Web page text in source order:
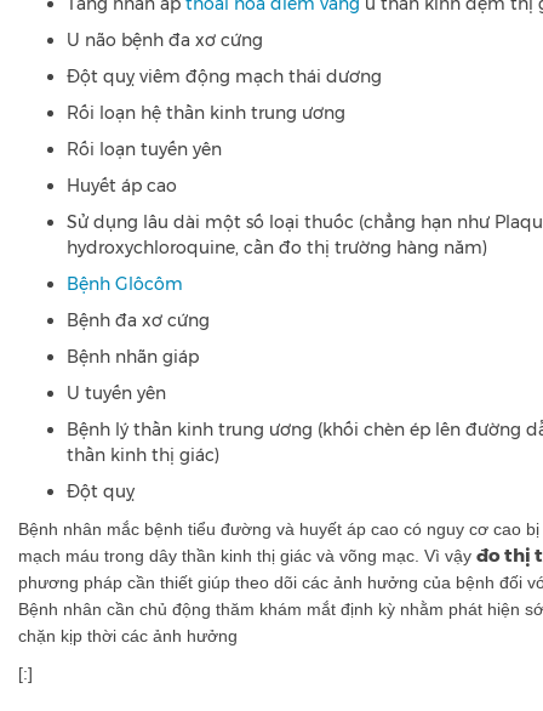
U não bệnh đa xơ cứng
Đột quỵ viêm động mạch thái dương
Rối loạn hệ thần kinh trung ương
Rối loạn tuyến yên
Huyết áp cao
Sử dụng lâu dài một số loại thuốc (chẳng hạn như
hydroxychloroquine, cần đo thị trường hàng năm)
Bệnh Glôcôm
Bệnh đa xơ cứng
Bệnh nhãn giáp
U tuyến yên
Bệnh lý thần kinh trung ương (khối chèn ép lên đường
thần kinh thị giác)
Đột quỵ
Bệnh nhân mắc bệnh tiểu đường và huyết áp cao có nguy cơ cao
mạch máu trong dây thần kinh thị giác và võng mạc. Vì vậy đo thị
phương pháp cần thiết giúp theo dõi các ảnh hưởng của bệnh đối
Bệnh nhân cần chủ động thăm khám mắt định kỳ nhằm phát hiện
chặn kịp thời các ảnh hưởng
[:]